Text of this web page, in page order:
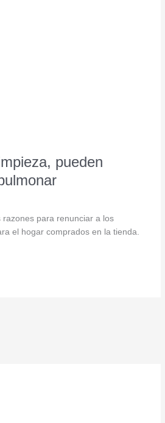
pueden
razones para renunciar a los
el hogar comprados en la tienda.